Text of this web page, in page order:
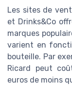
Les sites de
et Drinks&Co
marques
varient en
bouteille. Par
Ricard peut
euros de moins